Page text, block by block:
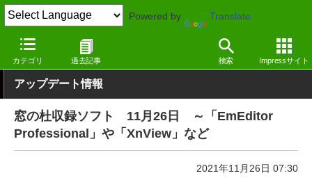
Powered by Translate
カテゴリ 過去記事 検索 Impressサイト
窓の杜 その他の話題 アップデート
アップデート情報
窓の杜収録ソフト 11月26日 ～「EmEditor
Professional」や「XnView」など
2021年11月26日 07:30